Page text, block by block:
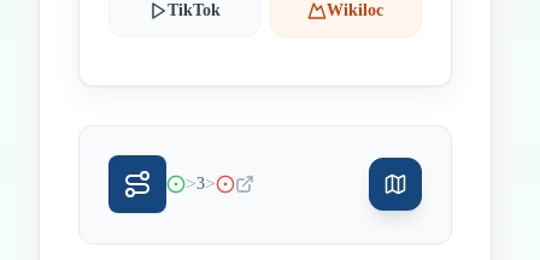
TikTok Wikiloc
>3>